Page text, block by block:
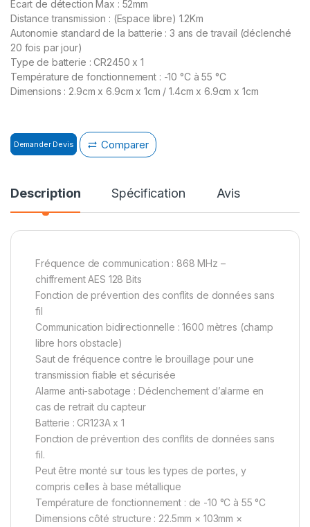
Écart de détection Max : 52mm
Distance transmission : (Espace libre) 1.2Km
Autonomie standard de la batterie : 3 ans de travail (déclenché
20 fois par jour)
Type de batterie : CR2450 x 1
Température de fonctionnement : -10 °C à 55 °C
Dimensions : 2.9cm x 6.9cm x 1cm / 1.4cm x 6.9cm x 1cm
Demander Devis Comparer
Description Spécification Avis
Fréquence de communication : 868 MHz –
chiffrement AES 128 Bits
Fonction de prévention des conflits de données sans
fil
Communication bidirectionnelle : 1600 mètres (champ
libre hors obstacle)
Saut de fréquence contre le brouillage pour une
transmission fiable et sécurisée
Alarme anti-sabotage : Déclenchement d’alarme en
cas de retrait du capteur
Batterie : CR123A x 1
Fonction de prévention des conflits de données sans
fil.
Peut être monté sur tous les types de portes, y
compris celles à base métallique
Température de fonctionnement : de -10 °C à 55 °C
Dimensions côté structure : 22.5mm × 103mm ×